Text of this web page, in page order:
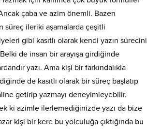
çaba ve azim önemli. Bazen
süreç ileriki aşamalarda çeşitli
gibi kasıtlı olarak kendi yazın sürecini
de insan bir arayışa girdiğinde
yazı. Ama kişi bir farkındalıkla
de kasıtlı olarak bir süreç başlatıp
getirip yazmayı deneyimleyebilir.
ki azimle ilerlemediğinizde yazı da bize
kişi bir kere bu yolculuğa çıktığında bu